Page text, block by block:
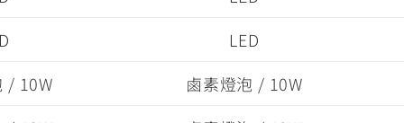
LED
/ 10W
鹵素燈泡 / 10W